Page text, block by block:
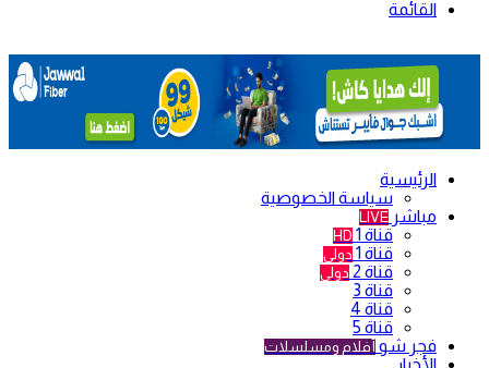
القائمة
الرئيسية
سياسة الخصوصية
مباشر LIVE
قناة 1 HD
قناة 1 دولي
قناة 2 دولي
قناة 3
قناة 4
قناة 5
فجر شو أفلام ومسلسلات